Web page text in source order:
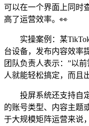
可以在一个界面上同时
高了运营效率。👀
实操案例：某
台设备，发布内容效率
团队负责人表示：”以
人就能轻松搞定，而且
投屏系统还支持自
的账号类型、内容主题
于大规模矩阵运营来说